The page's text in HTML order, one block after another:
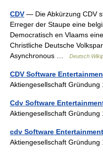
CDV — Die Abkürzung CDV
Erreger der Staupe eine
Democratisch en Vlaams
Christliche Deutsche
Asynchronous …
Deutsch
CDV Software
Aktiengesellschaft
Cdv Software
Aktiengesellschaft
cdv Software Entertainment
Aktiengesellschaft